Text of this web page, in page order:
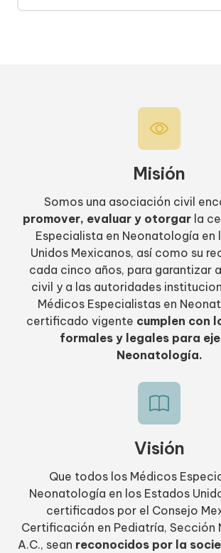
Misión
Somos una asociación civil
promover, evaluar y otorgar la
Especialista en Neonatología en
Unidos Mexicanos, así como su
cada cinco años, para garantizar
civil y a las autoridades
Médicos Especialistas en
certificado vigente cumplen con
formales y legales para
Neonatología.
Visión
Que todos los Médicos
Neonatología en los Estados
certificados por el Consejo
Certificación en Pediatría, Sección
A.C., sean reconocidos por la